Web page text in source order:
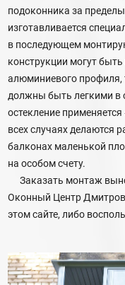
подоконника за
изготавливается
в последующем
конструкции могут
алюминиевого профиля,
должны быть легкими в
остекление
всех случаях делаются
балконах маленькой
на особом счету.
Заказать монтаж
Оконный Центр Дмитров
этом сайте, либо